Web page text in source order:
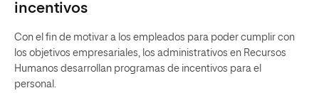
incentivos
Con el fin de motivar a los empleados para poder cumplir con
los objetivos empresariales, los administrativos en Recursos
Humanos desarrollan programas de incentivos para el
personal.